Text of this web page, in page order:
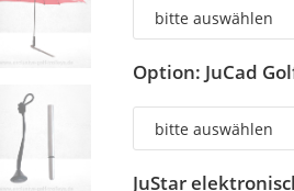
Option: JuCad
JuStar